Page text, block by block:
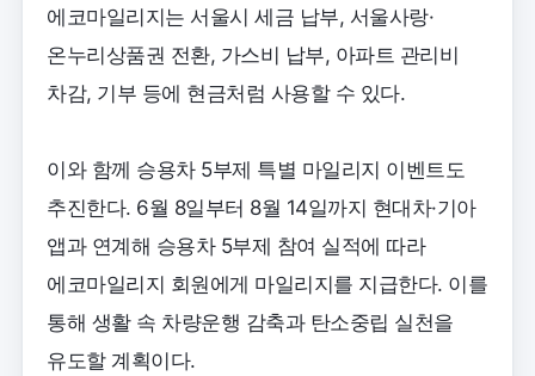
에코마일리지는 서울시 세금 납부, 서울사랑·
온누리상품권 전환, 가스비 납부, 아파트 관리비
차감, 기부 등에 현금처럼 사용할 수 있다.
이와 함께 승용차 5부제 특별 마일리지 이벤트도
추진한다. 6월 8일부터 8월 14일까지 현대차·기아
앱과 연계해 승용차 5부제 참여 실적에 따라
에코마일리지 회원에게 마일리지를 지급한다. 이를
통해 생활 속 차량운행 감축과 탄소중립 실천을
유도할 계획이다.